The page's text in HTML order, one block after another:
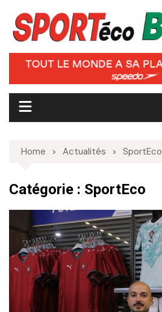
content
Home Actualités SportEco
Catégorie : SportEco